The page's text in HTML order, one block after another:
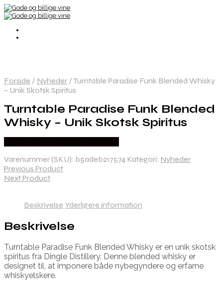
Forside / Nyheder /Turntable Paradise Funk Blended Whisky
– Unik Skotsk Spiritus
Turntable Paradise Funk Blended
Whisky – Unik Skotsk Spiritus
Varenummer (SKU): b5adeb217574 Kategori: Nyheder
Previous Product
Next Product
Beskrivelse Yderligere information
Beskrivelse
Turntable Paradise Funk Blended Whisky er en unik skotsk
spiritus fra Dingle Distillery. Denne blended whisky er
designet til, at imponere både nybegyndere og erfarne
whiskyelskere.